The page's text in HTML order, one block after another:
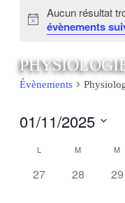
Aucun résultat
évènements
Évènements
01/11/2025
Calendrier
de
L M M
0
27
0
28
0
29